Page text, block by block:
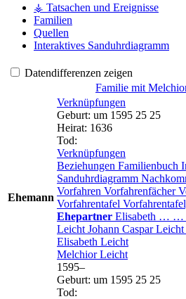
⚶ Tatsachen und Ereignisse
Familien
Quellen
Interaktives Sanduhrdiagramm
Datendifferenzen zeigen
Familie mit
Ehemann
Verknüpfungen
Geburt: um 1595 25 25
Heirat: 1636
Tod:
Verknüpfungen
Beziehungen Familienbuch
Sanduhrdiagramm
Vorfahren Vorfahrenfächer
Vorfahrentafel
Ehepartner Elisabeth … …
Leicht Johann CasparLeicht
Elisabeth Leicht
MelchiorLeicht
1595–
Geburt: um 1595 25 25
Tod: